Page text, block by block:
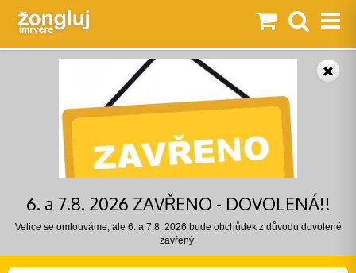
6. a 7.8. 2026 ZAVŘENO - DOVOLENÁ!!
Velice se omlouváme, ale 6. a 7.8. 2026 bude obchůdek z důvodu dovolené
zavřený.